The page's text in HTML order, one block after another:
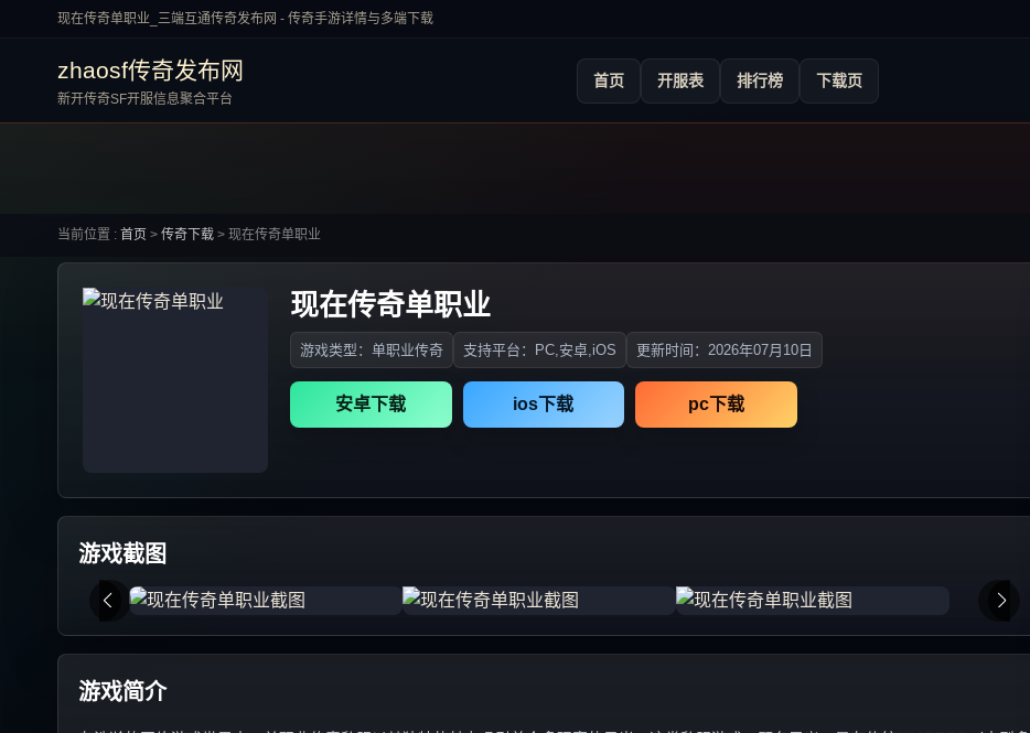
现在传奇单职业_三端互通传奇发布网 - 传奇手游详情与多端下载
zhaosf传奇发布网
新开传奇SF开服信息聚合平台
首页 开服表 排行榜 下载页
当前位置 : 首页 > 传奇下载 > 现在传奇单职业
现在传奇单职业
游戏类型：单职业传奇 支持平台：PC,安卓,iOS 更新时间：2026年07月10日
安卓下载 ios下载 pc下载
游戏截图
游戏简介